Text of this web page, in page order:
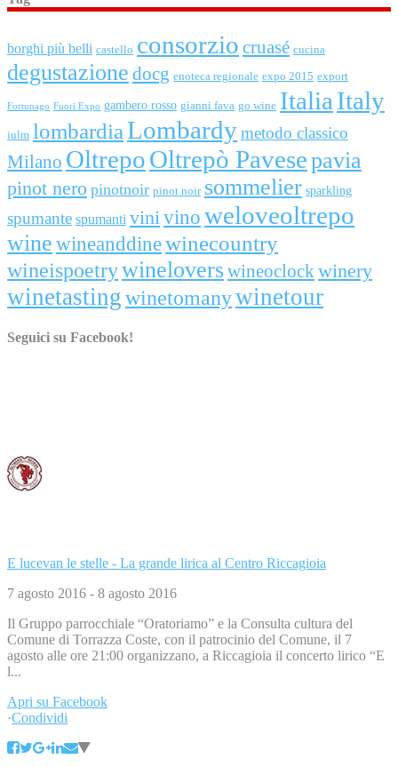
borghi più belli castello consorzio cruasé cucina
degustazione docg enoteca regionale expo 2015 export
Fortunago Fuori Expo gambero rosso gianni fava go wine Italia Italy
iulm lombardiaLombardymetodo classico
Milano OltrepoOltrepò Pavesepavia
pinot nero pinotnoir pinot noir sommelier sparkling
spumante spumanti vinivino weloveoltrepo
wine wineanddinewinecountry
wineispoetrywineloverswineoclock winery
winetastingwinetomanywinetour
Seguici su Facebook!
E lucevan le stelle - La grande lirica al Centro Riccagioia
7 agosto 2016 - 8 agosto 2016
Il Gruppo parrocchiale “Oratoriamo” e la Consulta cultura del
Comune di Torrazza Coste, con il patrocinio del Comune, il 7
agosto alle ore 21:00 organizzano, a Riccagioia il concerto lirico “E
l...
Apri su Facebook
·Condividi